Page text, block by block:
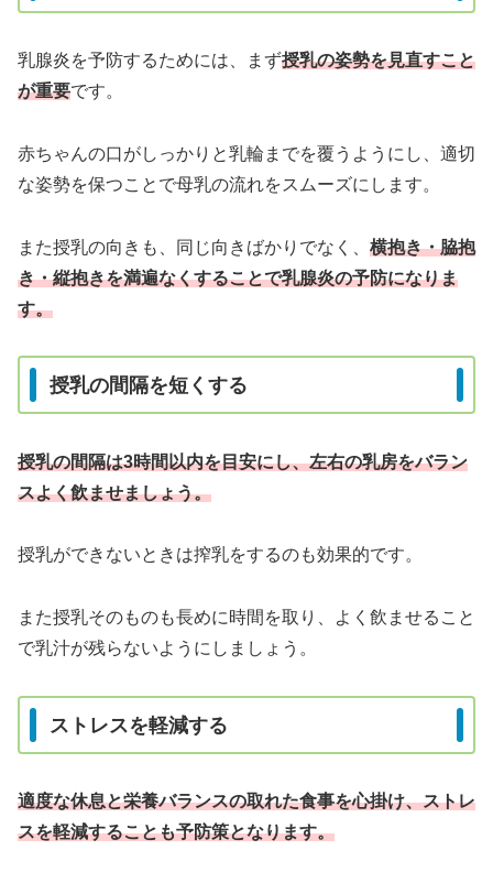
乳腺炎を予防するためには、まず授乳の姿勢を見直すこと
が重要です。
赤ちゃんの口がしっかりと乳輪までを覆うようにし、適切
な姿勢を保つことで母乳の流れをスムーズにします。
また授乳の向きも、同じ向きばかりでなく、 横抱き・脇抱
き・縦抱きを満遍なくすることで乳腺炎の予防になりま
す。
授乳の間隔を短くする
授乳の間隔は3時間以内を目安にし、左右の乳房をバラン
スよく飲ませましょう。
授乳ができないときは搾乳をするのも効果的です。
また授乳そのものも長めに時間を取り、よく飲ませること
で乳汁が残らないようにしましょう。
ストレスを軽減する
適度な休息と栄養バランスの取れた食事を心掛け、ストレ
スを軽減することも予防策となります。